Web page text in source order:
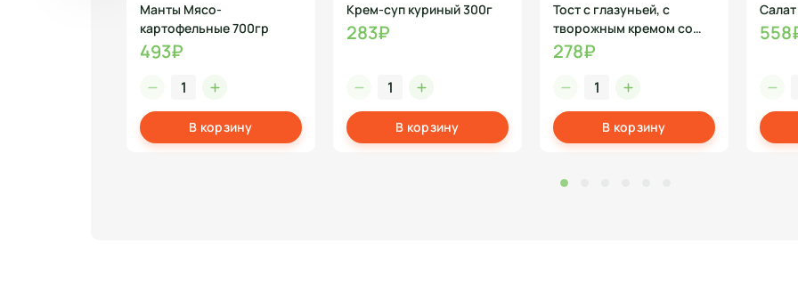
Манты Мясо-
картофельные 700гр
493₽
В корзину
Крем-суп куриный 300г
283₽
В корзину
Тост с глазуньей, с
творожным кремом со
шпинатом и сосиской
278₽
В корзину